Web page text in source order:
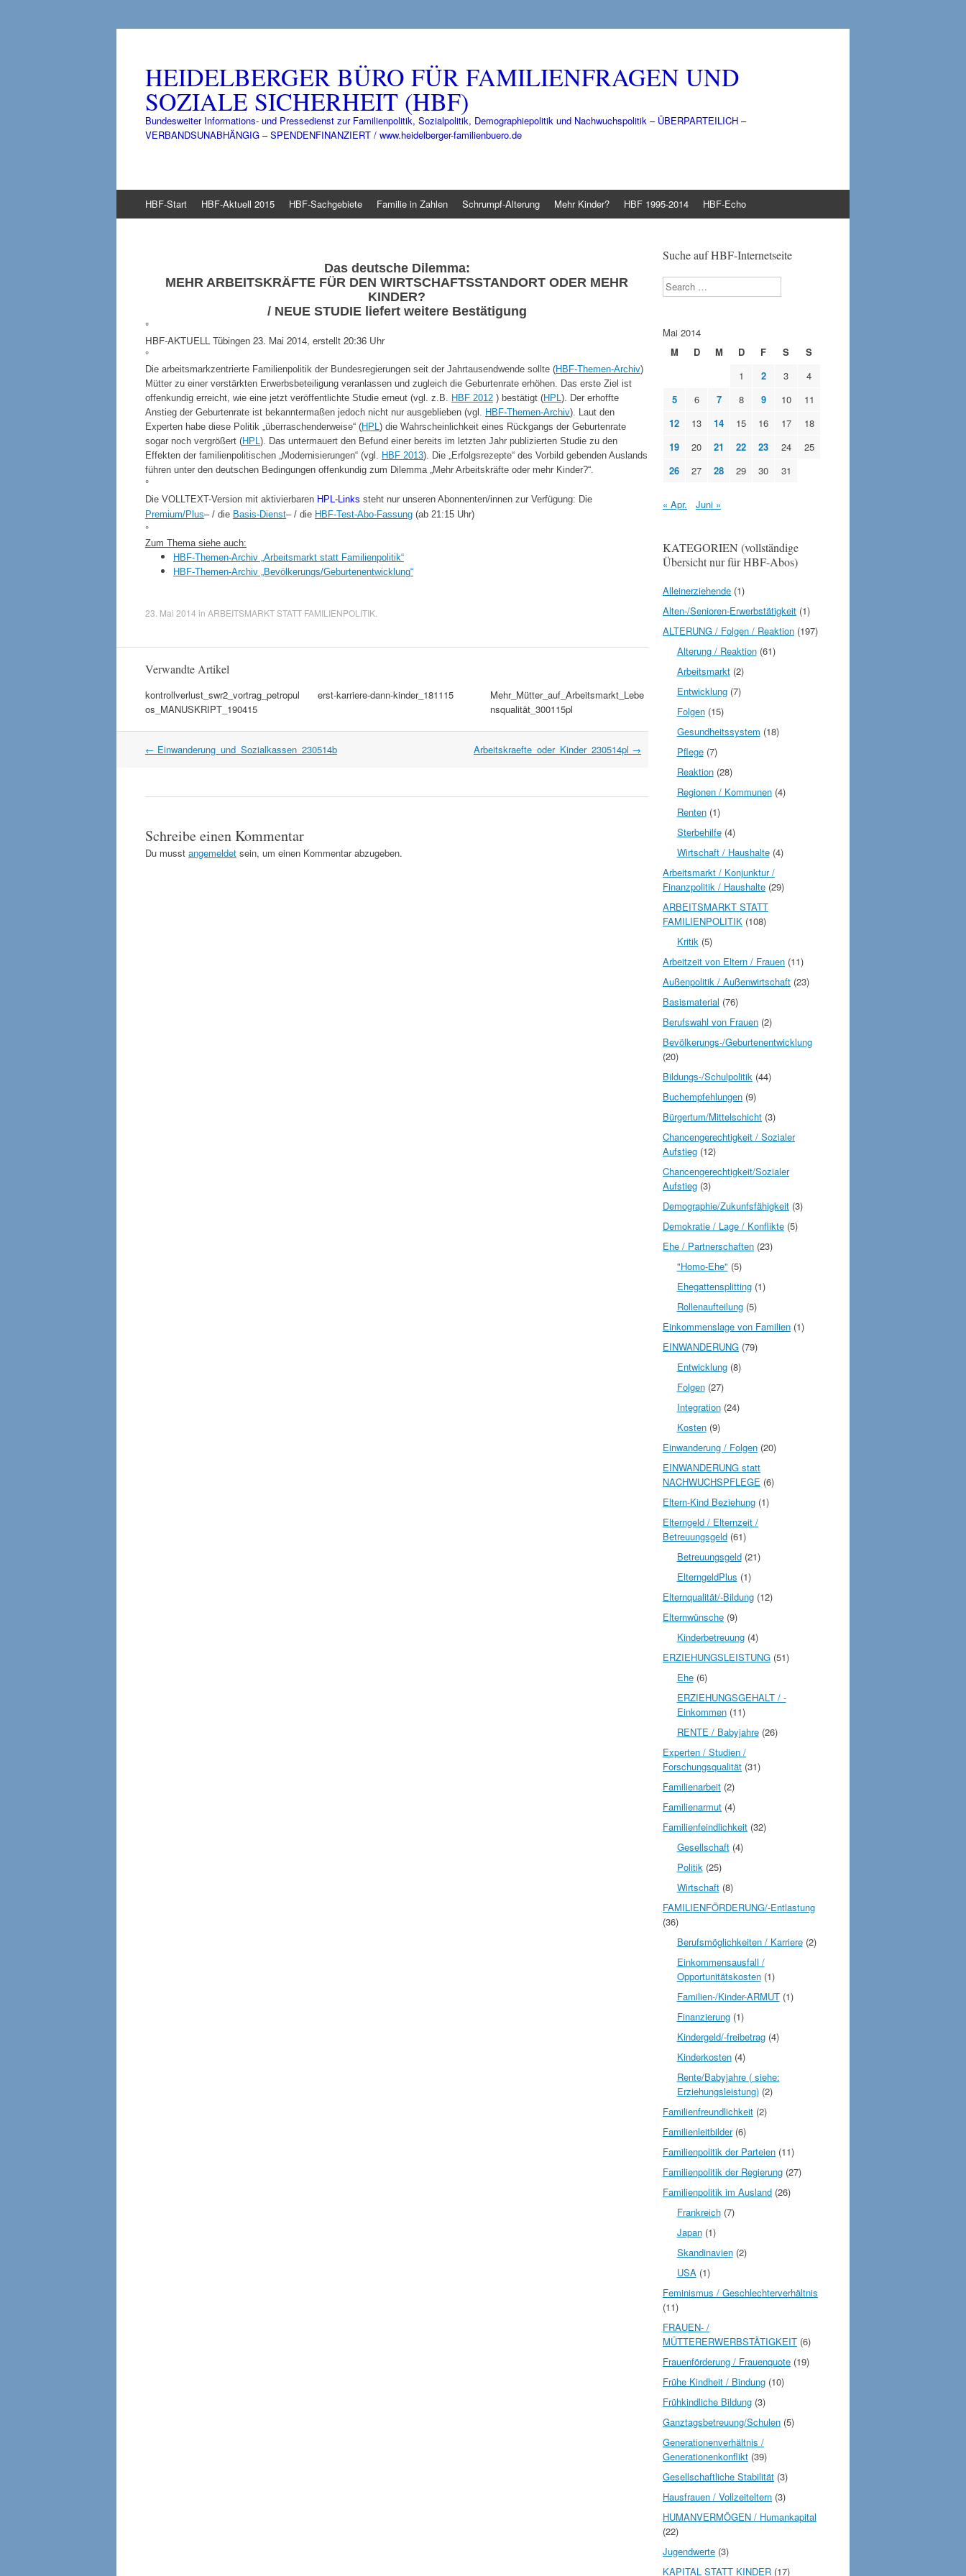
HEIDELBERGER BÜRO FÜR FAMILIENFRAGEN UND
SOZIALE SICHERHEIT (HBF)
Bundesweiter Informations- und Pressedienst zur Familienpolitik, Sozialpolitik, Demographiepolitik und Nachwuchspolitik – ÜBERPARTEILICH –
VERBANDSUNABHÄNGIG – SPENDENFINANZIERT / www.heidelberger-familienbuero.de
Inhalt
HBF-Start HBF-Aktuell 2015 HBF-Sachgebiete Familie in Zahlen Schrumpf-Alterung Mehr Kinder? HBF 1995-2014 HBF-Echo
Das deutsche Dilemma:
MEHR ARBEITSKRÄFTE FÜR DEN WIRTSCHAFTSSTANDORT ODER MEHR
KINDER?
/ NEUE STUDIEliefert weitere Bestätigung
°
HBF-AKTUELL Tübingen 23. Mai 2014, erstellt 20:36 Uhr
°
Die arbeitsmarkzentrierte Familienpolitik der Bundesregierungen seit der Jahrtausendwende sollte (HBF-Themen-Archiv)
Mütter zu einer verstärkten Erwerbsbeteiligung veranlassen und zugleich die Geburtenrate erhöhen. Das erste Ziel ist
offenkundig erreicht, wie eine jetzt veröffentlichte Studie erneut (vgl. z.B. HBF 2012 ) bestätigt (HPL ). Der erhoffte
Anstieg der Geburtenrate ist bekanntermaßen jedoch nicht nur ausgeblieben (vgl. HBF-Themen-Archiv). Laut den
Experten habe diese Politik „überraschenderweise“ (HPL ) die Wahrscheinlichkeit eines Rückgangs der Geburtenrate
sogar noch vergrößert (HPL ). Das untermauert den Befund einer bereits im letzten Jahr publizierten Studie zu den
Effekten der familienpolitischen „Modernisierungen“ (vgl. HBF 2013). Die „Erfolgsrezepte“ des Vorbild gebenden Auslands
führen unter den deutschen Bedingungen offenkundig zum Dilemma „Mehr Arbeitskräfte oder mehr Kinder?“.
°
Die VOLLTEXT-Version mit aktivierbaren HPL-Links steht nur unseren Abonnenten/innen zur Verfügung: Die
Premium/Plus– / die Basis-Dienst– / die HBF-Test-Abo-Fassung (ab 21:15 Uhr)
°
Zum Thema siehe auch:
HBF-Themen-Archiv „Arbeitsmarkt statt Familienpolitik“
HBF-Themen-Archiv „Bevölkerungs/Geburtenentwicklung“
23. Mai 2014 in ARBEITSMARKT STATT FAMILIENPOLITIK
Verwandte Artikel
kontrollverlust_swr2_vortrag_petropul
os_MANUSKRIPT_190415
erst-karriere-dann-kinder_181115
Mehr_Mütter_auf_Arbeitsmarkt_Lebe
nsqualität_300115pl
Artikel
← Einwanderung_und_Sozialkassen_230514b Arbeitskraefte_oder_Kinder_230514pl →
Schreibe einen Kommentar
Du musst angemeldet sein, um einen Kommentar abzugeben.
Suche auf HBF-Internetseite
Search
Mai 2014
M
D M D F S
S
1
2 3
4
5
6 7 8 9 10
11
12
13 14 15 16 17
18
19
20 21 22 23 24
25
26
27 28 29 30 31
« Apr. Juni »
KATEGORIEN (vollständige
Übersicht nur für HBF-Abos)
Alleinerziehende (1)
Alten-/Senioren-Erwerbstätigkeit (1)
ALTERUNG / Folgen / Reaktion (197)
Alterung / Reaktion(61)
Arbeitsmarkt(2)
Entwicklung(7)
Folgen(15)
Gesundheitssystem (18)
Pflege(7)
Reaktion(28)
Regionen / Kommunen(4)
Renten(1)
Sterbehilfe(4)
Wirtschaft / Haushalte(4)
Arbeitsmarkt / Konjunktur /
Finanzpolitik / Haushalte (29)
ARBEITSMARKT STATT
FAMILIENPOLITIK (108)
Kritik(5)
Arbeitzeit von Eltern / Frauen (11)
Außenpolitik / Außenwirtschaft (23)
Basismaterial (76)
Berufswahl von Frauen (2)
Bevölkerungs-/Geburtenentwicklung
(20)
Bildungs-/Schulpolitik (44)
Buchempfehlungen (9)
Bürgertum/Mittelschicht (3)
Chancengerechtigkeit / Sozialer
Aufstieg (12)
Chancengerechtigkeit/Sozialer
Aufstieg (3)
Demographie/Zukunfsfähigkeit (3)
Demokratie / Lage / Konflikte (5)
Ehe / Partnerschaften (23)
"Homo-Ehe" (5)
Ehegattensplitting(1)
Rollenaufteilung(5)
Einkommenslage von Familien (1)
EINWANDERUNG (79)
Entwicklung(8)
Folgen(27)
Integration(24)
Kosten(9)
Einwanderung / Folgen (20)
EINWANDERUNG statt
NACHWUCHSPFLEGE (6)
Eltern-Kind Beziehung (1)
Elterngeld / Elternzeit /
Betreuungsgeld (61)
Betreuungsgeld(21)
ElterngeldPlus (1)
Elternqualität/-Bildung (12)
Elternwünsche (9)
Kinderbetreuung(4)
ERZIEHUNGSLEISTUNG (51)
Ehe(6)
ERZIEHUNGSGEHALT / -
Einkommen(11)
RENTE / Babyjahre(26)
Experten / Studien /
Forschungsqualität (31)
Familienarbeit (2)
Familienarmut (4)
Familienfeindlichkeit (32)
Gesellschaft(4)
Politik(25)
Wirtschaft(8)
FAMILIENFÖRDERUNG/-Entlastung
(36)
Berufsmöglichkeiten / Karriere(2)
Einkommensausfall /
Opportunitätskosten(1)
Familien-/Kinder-ARMUT(1)
Finanzierung(1)
Kindergeld/-freibetrag(4)
Kinderkosten(4)
Rente/Babyjahre ( siehe:
Erziehungsleistung)(2)
Familienfreundlichkeit (2)
Familienleitbilder(6)
Familienpolitik der Parteien (11)
Familienpolitik der Regierung (27)
Familienpolitik im Ausland (26)
Frankreich(7)
Japan(1)
Skandinavien(2)
USA(1)
Feminismus / Geschlechterverhältnis
(11)
FRAUEN- /
MÜTTERERWERBSTÄTIGKEIT (6)
Frauenförderung / Frauenquote (19)
Frühe Kindheit / Bindung (10)
Frühkindliche Bildung (3)
Ganztagsbetreuung/Schulen (5)
Generationenverhältnis /
Generationenkonflikt (39)
Gesellschaftliche Stabilität (3)
Hausfrauen / Vollzeiteltern (3)
HUMANVERMÖGEN / Humankapital
(22)
Jugendwerte (3)
KAPITAL STATT KINDER (17)